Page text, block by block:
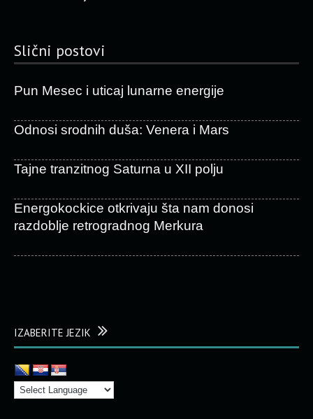
Slični postovi
Pun Mesec i uticaj lunarne energije
Odnosi srodnih duša: Venera i Mars
Tajne tranzitnog Saturna u XII polju
Energokockice otkrivaju šta nam donosi
razdoblje retrogradnog Merkura
IZABERITE JEZIK